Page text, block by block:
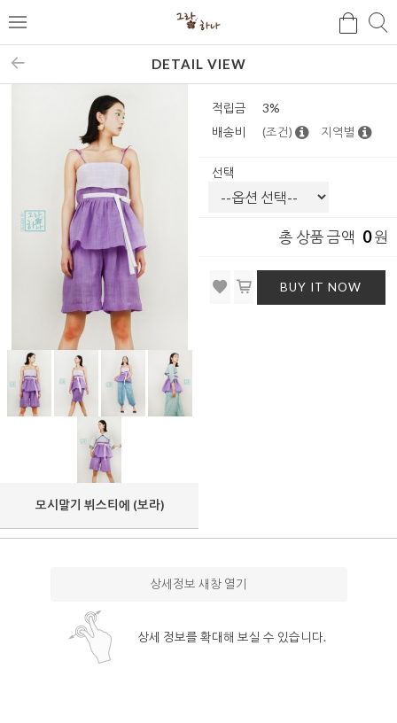
메
뉴
색
검
DETAIL VIEW
모시말기 뷔스티에 (보라)
적립금
3%
배송비
(조건) 지역별
선택
총 상품 금액 0원
BUY IT NOW
상세정보 새창 열기
상세 정보를 확대해 보실 수 있습니다.